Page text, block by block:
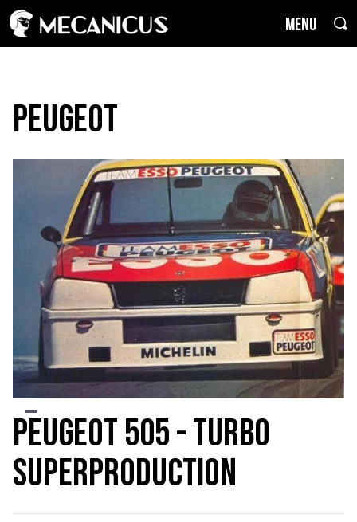
MENU
Peugeot
Peugeot 505 - Turbo
Superproduction